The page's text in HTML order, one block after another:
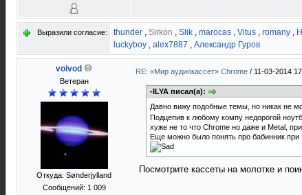
Выразили согласие: thunder , Sirkon , Slik , marocas , Vitus , romany ,
luckyboy , alex7887 , Александр Гуров
voivod
Ветеран
Откуда: Sønderjylland
Сообщений: 1 009
RE: «Мир аудиокассет» Chrome / 11-03-2014
-ILYA писал(а):
Давно вижу подобные темы, но никак не
Подцепив к любому компу недорогой
хуже не то что Chrome но даже и Metal,
Еще можно было понять про бабинник при
Посмотрите кассеты на молотке и